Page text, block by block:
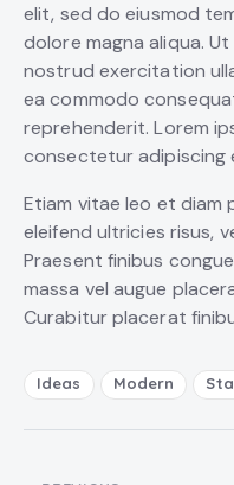
elit, sed do eiusmod
dolore magna aliqua. Ut
nostrud exercitation
ea commodo
reprehenderit. Lorem
consectetur adipiscing
Etiam vitae leo et diam
eleifend ultricies risus,
Praesent finibus
massa vel augue
Curabitur placerat
Ideas Modern